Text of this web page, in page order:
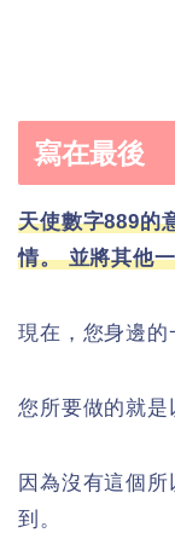
寫在最後
天使數字889的
情。 並將其他
現在，您身邊的
您所要做的就是
因為沒有這個
到。